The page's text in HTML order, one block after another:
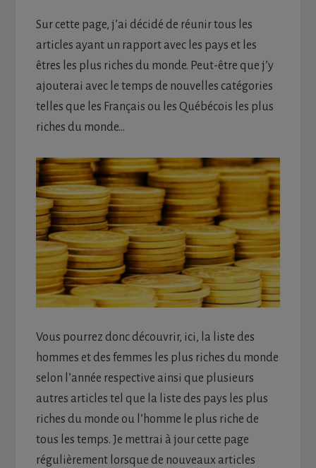
Sur cette page, j’ai décidé de réunir tous les
articles ayant un rapport avec les pays et les
êtres les plus riches du monde. Peut-être que j’y
ajouterai avec le temps de nouvelles catégories
telles que les Français ou les Québécois les plus
riches du monde…
Vous pourrez donc découvrir, ici, la liste des
hommes et des femmes les plus riches du monde
selon l’année respective ainsi que plusieurs
autres articles tel que la liste des pays les plus
riches du monde ou l’homme le plus riche de
tous les temps. Je mettrai à jour cette page
régulièrement lorsque de nouveaux articles